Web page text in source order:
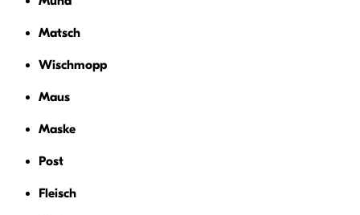
Matsch
Wischmopp
Maus
Maske
Post
Fleisch